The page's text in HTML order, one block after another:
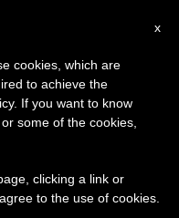
x
cookies, which are
to achieve the
If you want to know
some of the cookies,
clicking a link or
to the use of cookies.